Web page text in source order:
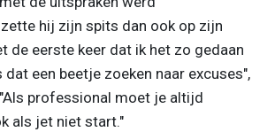
hij zijn spits dan ook op zijn
de eerste keer dat ik het zo gedaan
dat een beetje zoeken naar excuses",
professional moet je altijd
als jet niet start."